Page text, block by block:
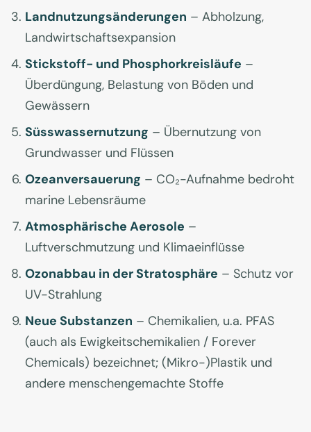
Landnutzungsänderungen – Abholzung,
Landwirtschaftsexpansion
Stickstoff- und Phosphorkreisläufe –
Überdüngung, Belastung von Böden und
Gewässern
Süsswassernutzung – Übernutzung von
Grundwasser und Flüssen
Ozeanversauerung – CO₂-Aufnahme bedroht
marine Lebensräume
Atmosphärische Aerosole –
Luftverschmutzung und Klimaeinflüsse
Ozonabbau in der Stratosphäre – Schutz vor
UV-Strahlung
Neue Substanzen – Chemikalien, u.a. PFAS
(auch als Ewigkeitschemikalien / Forever
Chemicals) bezeichnet; (Mikro-)Plastik und
andere menschengemachte Stoffe